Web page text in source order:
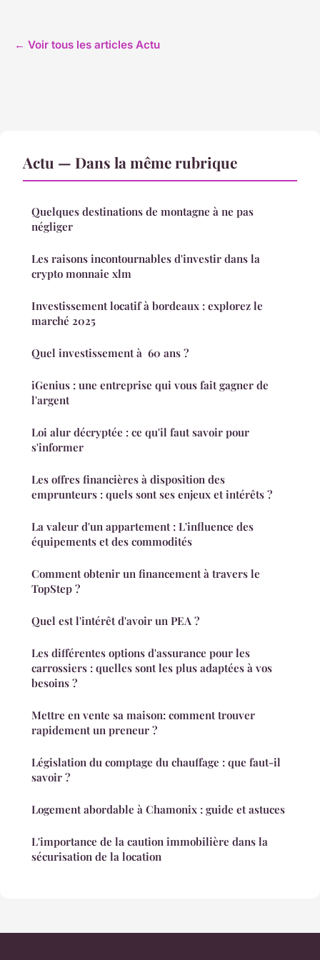
← Voir tous les articles Actu
Actu — Dans la même rubrique
Quelques destinations de montagne à ne pas
négliger
Les raisons incontournables d'investir dans la
crypto monnaie xlm
Investissement locatif à bordeaux : explorez le
marché 2025
Quel investissement à 60 ans ?
iGenius : une entreprise qui vous fait gagner de
l'argent
Loi alur décryptée : ce qu'il faut savoir pour
s'informer
Les offres financières à disposition des
emprunteurs : quels sont ses enjeux et intérêts ?
La valeur d'un appartement : L'influence des
équipements et des commodités
Comment obtenir un financement à travers le
TopStep ?
Quel est l'intérêt d'avoir un PEA ?
Les différentes options d'assurance pour les
carrossiers : quelles sont les plus adaptées à vos
besoins ?
Mettre en vente sa maison: comment trouver
rapidement un preneur ?
Législation du comptage du chauffage : que faut-il
savoir ?
Logement abordable à Chamonix : guide et astuces
L'importance de la caution immobilière dans la
sécurisation de la location